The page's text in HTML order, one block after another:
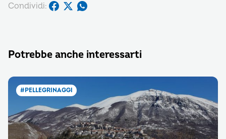
Condividi:
Potrebbe anche interessarti
#PELLEGRINAGGI